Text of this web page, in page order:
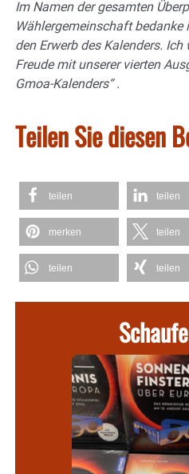
Im Namen der gesamten
Wählergemeinschaft
den Erwerb des Kalenders.
Freude mit unserer vierten
Gmoa-Kalenders“ .
Teilen Sie diesen
teilen teilen
merken teilen
teilen teilen